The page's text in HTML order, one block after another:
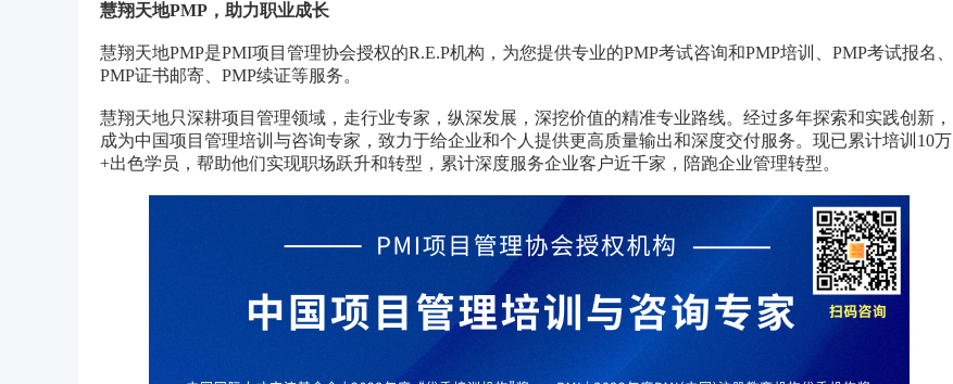
慧翔天地PMP，助力职业成长
慧翔天地PMP是PMI项目管理协会授权的R.E.P机构，为您提供专业的PMP考试咨询和PMP培训、PMP考试报名、
PMP证书邮寄、PMP续证等服务。
慧翔天地只深耕项目管理领域，走行业专家，纵深发展，深挖价值的精准专业路线。经过多年探索和实践创新，
成为中国项目管理培训与咨询专家，致力于给企业和个人提供更高质量输出和深度交付服务。现已累计培训10万
+出色学员，帮助他们实现职场跃升和转型，累计深度服务企业客户近千家，陪跑企业管理转型。